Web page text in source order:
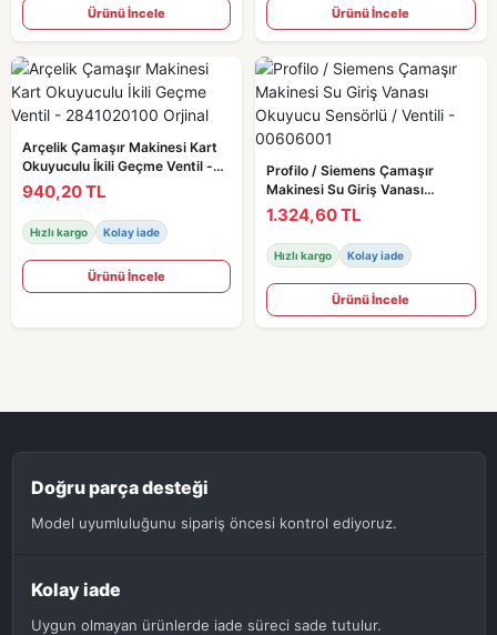
Ürünü İncele Ürünü İncele
Arçelik Çamaşır Makinesi Kart
Okuyuculu İkili Geçme Ventil -
2841020100 Orjinal
940,20 TL
Hızlı kargo Kolay iade
Ürünü İncele
Profilo / Siemens Çamaşır
Makinesi Su Giriş Vanası
Okuyucu Sensörlü / Ventili -
00606001
1.324,60 TL
Hızlı kargo Kolay iade
Ürünü İncele
Doğru parça desteği
Model uyumluluğunu sipariş öncesi kontrol ediyoruz.
Kolay iade
Uygun olmayan ürünlerde iade süreci sade tutulur.